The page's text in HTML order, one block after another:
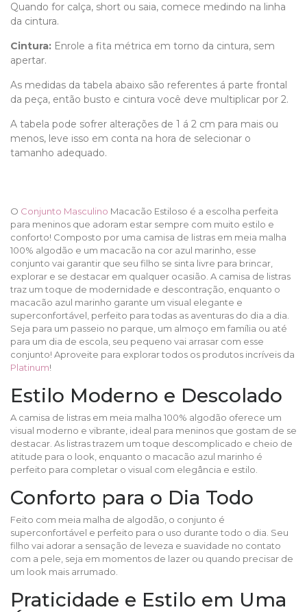
Quando for calça, short ou saia, comece medindo na linha
da cintura.
Cintura: Enrole a fita métrica em torno da cintura, sem
apertar.
As medidas da tabela abaixo são referentes á parte frontal
da peça, então busto e cintura você deve multiplicar por 2.
A tabela pode sofrer alterações de 1 á 2 cm para mais ou
menos, leve isso em conta na hora de selecionar o
tamanho adequado.
O Conjunto Masculino Macacão Estiloso é a escolha perfeita
para meninos que adoram estar sempre com muito estilo e
conforto! Composto por uma camisa de listras em meia malha
100% algodão e um macacão na cor azul marinho, esse
conjunto vai garantir que seu filho se sinta livre para brincar,
explorar e se destacar em qualquer ocasião. A camisa de listras
traz um toque de modernidade e descontração, enquanto o
macacão azul marinho garante um visual elegante e
superconfortável, perfeito para todas as aventuras do dia a dia.
Seja para um passeio no parque, um almoço em família ou até
para um dia de escola, seu pequeno vai arrasar com esse
conjunto! Aproveite para explorar todos os produtos incríveis da
Platinum!
Estilo Moderno e Descolado
A camisa de listras em meia malha 100% algodão oferece um
visual moderno e vibrante, ideal para meninos que gostam de se
destacar. As listras trazem um toque descomplicado e cheio de
atitude para o look, enquanto o macacão azul marinho é
perfeito para completar o visual com elegância e estilo.
Conforto para o Dia Todo
Feito com meia malha de algodão, o conjunto é
superconfortável e perfeito para o uso durante todo o dia. Seu
filho vai adorar a sensação de leveza e suavidade no contato
com a pele, seja em momentos de lazer ou quando precisar de
um look mais arrumado.
Praticidade e Estilo em Uma